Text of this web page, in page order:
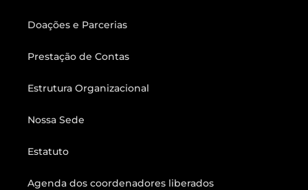
Doações e Parcerias
Prestação de Contas
Estrutura Organizacional
Nossa Sede
Estatuto
Agenda dos coordenadores liberados